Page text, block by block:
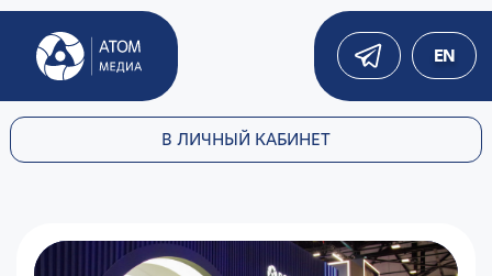
EN
В ЛИЧНЫЙ КАБИНЕТ